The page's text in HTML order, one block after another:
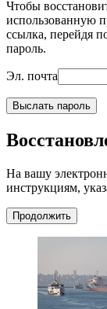
Чтобы
использованную
ссылка, перейдя
пароль.
Эл. почта
Выслать пароль
На вашу
инструкциям,
Продолжить